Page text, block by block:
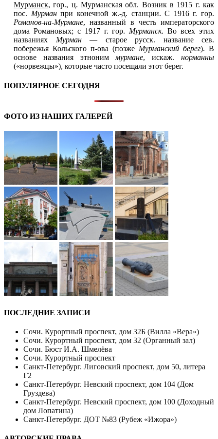
Мурманск, гор., ц. Мурманская обл. Возник в 1915 г. как
пос. Мурманпри конечной ж.-д. станции. С 1916 г. гор.
Романов-на-Мурмане, названный в честь императорского
дома Романовых; с 1917 г. гор. Мурманск. Во всех этих
названиях Мурман— старое русск. название сев.
побережья Кольского п-ова (позже Мурманский берег). В
основе названия этноним мурмане, искаж.норманны
(«норвежцы»), которые часто посещали этот берег.
ПОПУЛЯРНОЕ СЕГОДНЯ
ФОТО ИЗ НАШИХ ГАЛЕРЕЙ
ПОСЛЕДНИЕ ЗАПИСИ
Сочи. Курортный проспект, дом 32Б (Вилла «Вера»)
Сочи. Курортный проспект, дом 32 (Органный зал)
Сочи. Бюст И.А. Шмелёва
Сочи. Курортный проспект
Санкт-Петербург. Лиговский проспект, дом 50, литера
Г2
Санкт-Петербург. Невский проспект, дом 104 (Дом
Груздева)
Санкт-Петербург. Невский проспект, дом 100 (Доходный
дом Лопатина)
Санкт-Петербург. ДОТ №83 (Рубеж «Ижора»)